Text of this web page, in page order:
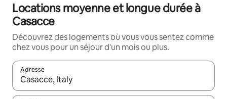
Locations moyenne et longue durée à
Casacce
Découvrez des logements où vous vous sentez comme
chez vous pour un séjour d'un mois ou plus.
Adresse
Lorsque les résultats s'affichent, utilisez les flèches vers le